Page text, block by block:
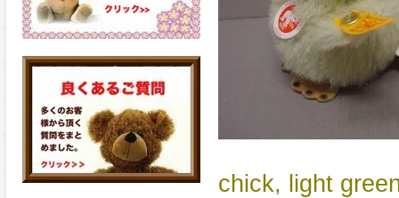
chick, light